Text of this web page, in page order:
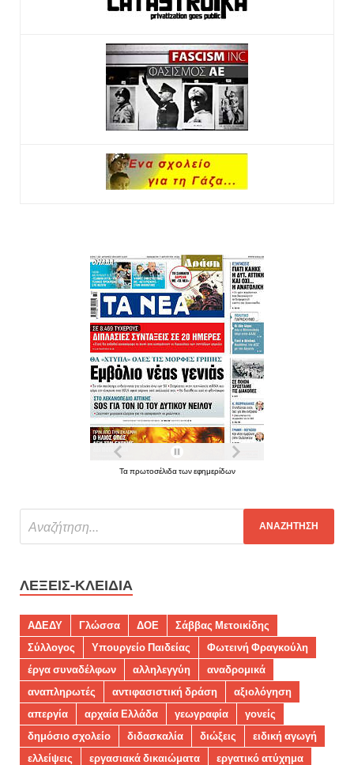
Τα πρωτοσέλιδα των εφημερίδων
ΛΈΞΕΙΣ-ΚΛΕΙΔΙΆ
ΑΔΕΔΥ Γλώσσα ΔΟΕ
Σάββας Μετοικίδης
Σύλλογος
Υπουργείο Παιδείας
Φωτεινή Φραγκούλη
έργα συναδέλφων
αλληλεγγύη
αναδρομικά
αναπληρωτές
αντιφασιστική δράση
αξιολόγηση
απεργία
αρχαία Ελλάδα γεωγραφία
γονείς
δημόσιο σχολείο
διδασκαλία διώξεις
ειδική αγωγή
ελλείψεις
εργασιακά δικαιώματα
εργατικό ατύχημα